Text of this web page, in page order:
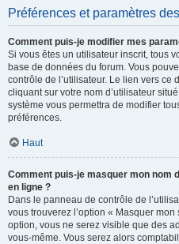
Préférences et paramètres
Comment puis-je modifier mes
Si vous êtes un utilisateur inscrit, tous
base de données du forum. Vous
contrôle de l’utilisateur. Le lien vers ce
cliquant sur votre nom d’utilisateur
système vous permettra de modifier
préférences.
Haut
Comment puis-je masquer mon nom
en ligne ?
Dans le panneau de contrôle de
vous trouverez l’option « Masquer
option, vous ne serez visible que des
vous-même. Vous serez alors